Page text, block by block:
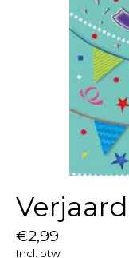
€2,99
Incl. btw